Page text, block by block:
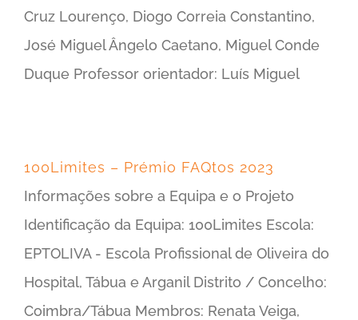
Cruz Lourenço, Diogo Correia Constantino,
José Miguel Ângelo Caetano, Miguel Conde
Duque Professor orientador: Luís Miguel
100Limites – Prémio FAQtos 2023
Informações sobre a Equipa e o Projeto
Identificação da Equipa: 100Limites Escola:
EPTOLIVA - Escola Profissional de Oliveira do
Hospital, Tábua e Arganil Distrito / Concelho:
Coimbra/Tábua Membros: Renata Veiga,